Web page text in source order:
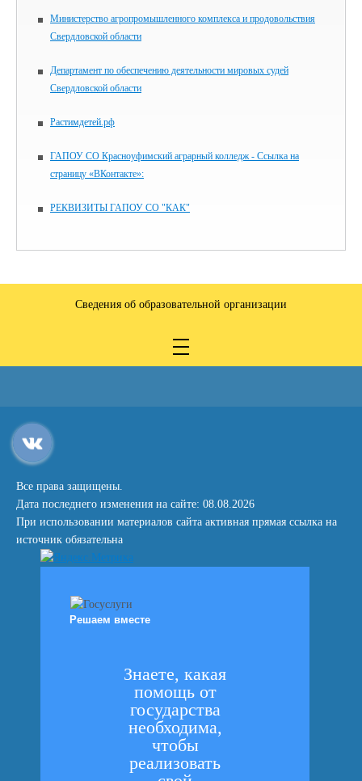
Министерство агропромышленного комплекса и продовольствия
Свердловской области
Департамент по обеспечению деятельности мировых судей
Свердловской области
Растимдетей.рф
ГАПОУ СО Красноуфимский аграрный колледж - Ссылка на
страницу «ВКонтакте»:
РЕКВИЗИТЫ ГАПОУ СО "КАК"
Сведения об образовательной организации
Все права защищены.
Дата последнего изменения на сайте: 08.08.2026
При использовании материалов сайта активная прямая ссылка на
источник обязательна
Решаем вместе
Знаете, какая
помощь от
государства
необходима,
чтобы
реализовать